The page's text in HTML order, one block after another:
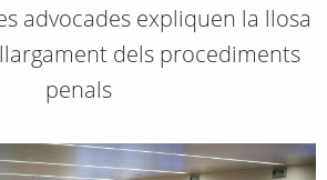
advocades expliquen la llosa
dels procediments
penals